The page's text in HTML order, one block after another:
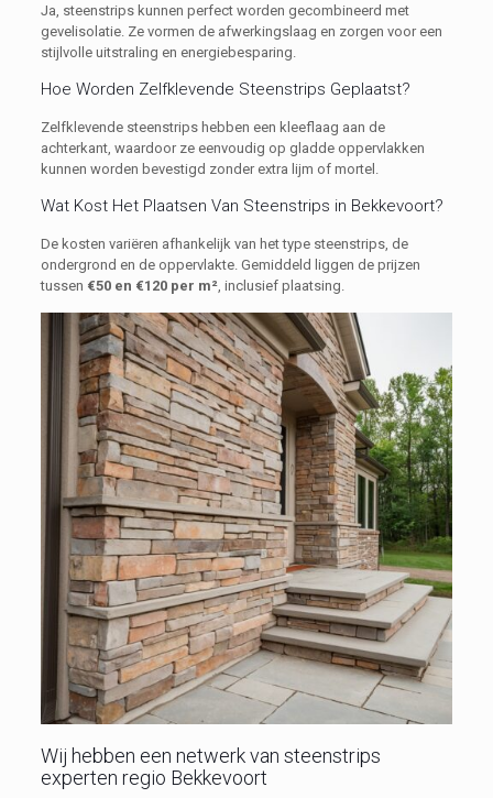
Ja, steenstrips kunnen perfect worden gecombineerd met
gevelisolatie. Ze vormen de afwerkingslaag en zorgen voor een
stijlvolle uitstraling en energiebesparing.
Hoe Worden Zelfklevende Steenstrips Geplaatst?
Zelfklevende steenstrips hebben een kleeflaag aan de
achterkant, waardoor ze eenvoudig op gladde oppervlakken
kunnen worden bevestigd zonder extra lijm of mortel.
Wat Kost Het Plaatsen Van Steenstrips in Bekkevoort?
De kosten variëren afhankelijk van het type steenstrips, de
ondergrond en de oppervlakte. Gemiddeld liggen de prijzen
tussen €50 en €120 per m², inclusief plaatsing.
Wij hebben een netwerk van steenstrips
experten regio Bekkevoort